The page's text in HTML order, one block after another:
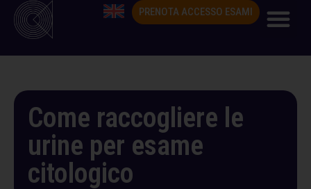
PRENOTA ACCESSO ESAMI
Come raccogliere le
urine per esame
citologico